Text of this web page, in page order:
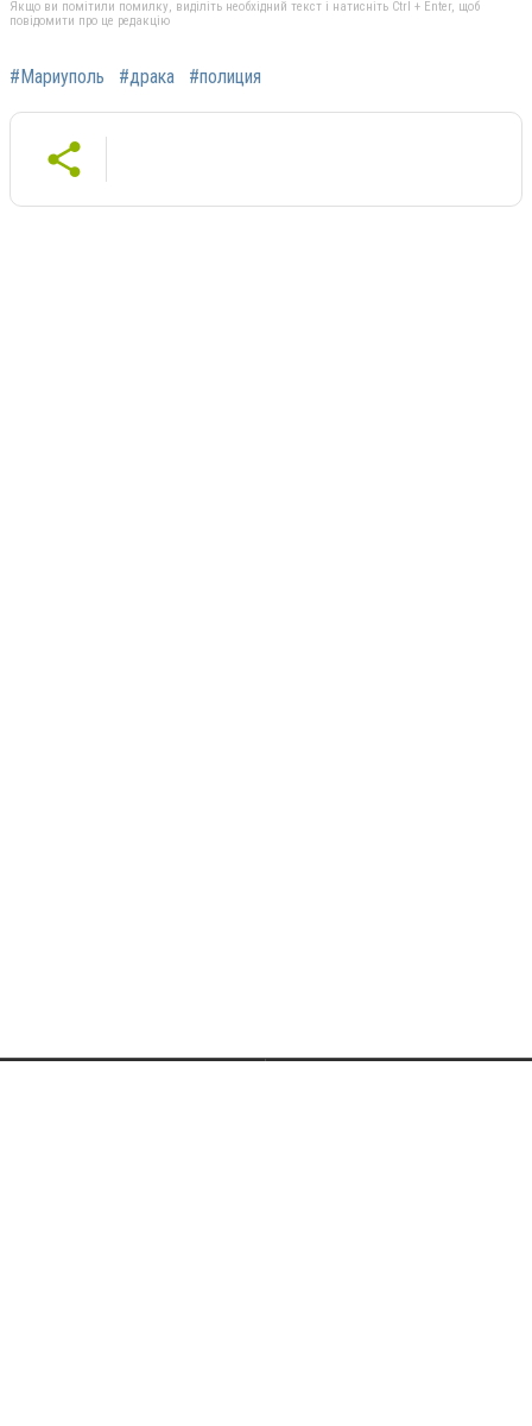
Якщо ви помітили помилку, виділіть необхідний текст і натисніть Ctrl + Enter, щоб
повідомити про це редакцію
#Мариуполь #драка #полиция